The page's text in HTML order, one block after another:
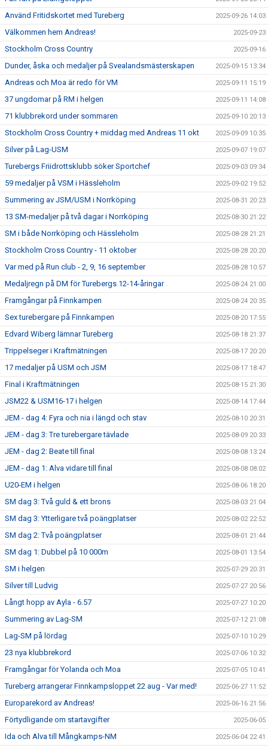
Använd Fritidskortet med Tureberg 2025-09-26 14:03
Välkommen hem Andreas! 2025-09-23
Stockholm Cross Country 2025-09-16
Dunder, åska och medaljer på Svealandsmästerskapen 2025-09-15 13:34
Andreas och Moa är redo för VM 2025-09-11 15:19
37 ungdomar på RM i helgen 2025-09-11 14:08
71 klubbrekord under sommaren 2025-09-10 20:13
Stockholm Cross Country + middag med Andreas 11 okt 2025-09-09 10:35
Silver på Lag-USM 2025-09-07 19:07
Turebergs Friidrottsklubb söker Sportchef 2025-09-03 09:34
59 medaljer på VSM i Hässleholm 2025-09-02 19:52
Summering av JSM/USM i Norrköping 2025-08-31 20:23
13 SM-medaljer på två dagar i Norrköping 2025-08-30 21:22
SM i både Norrköping och Hässleholm 2025-08-28 21:21
Stockholm Cross Country - 11 oktober 2025-08-28 20:20
Var med på Run club - 2, 9, 16 september 2025-08-28 10:57
Medaljregn på DM för Turebergs 12-14-åringar 2025-08-24 21:00
Framgångar på Finnkampen 2025-08-24 20:35
Sex turebergare på Finnkampen 2025-08-20 17:55
Edvard Wiberg lämnar Tureberg 2025-08-18 21:37
Trippelseger i Kraftmätningen 2025-08-17 20:20
17 medaljer på USM och JSM 2025-08-17 18:47
Final i Kraftmätningen 2025-08-15 21:30
JSM22 & USM16-17 i helgen 2025-08-14 17:44
JEM - dag 4: Fyra och nia i längd och stav 2025-08-10 20:31
JEM - dag 3: Tre turebergare tävlade 2025-08-09 20:33
JEM - dag 2: Beate till final 2025-08-08 13:24
JEM - dag 1: Alva vidare till final 2025-08-08 08:02
U20-EM i helgen 2025-08-06 18:20
SM dag 3: Två guld & ett brons 2025-08-03 21:04
SM dag 3: Ytterligare två poängplatser 2025-08-02 22:52
SM dag 2: Två poängplatser 2025-08-01 21:44
SM dag 1: Dubbel på 10 000m 2025-08-01 13:54
SM i helgen 2025-07-29 20:31
Silver till Ludvig 2025-07-27 20:56
Långt hopp av Ayla - 6.57 2025-07-27 10:20
Summering av Lag-SM 2025-07-12 21:08
Lag-SM på lördag 2025-07-10 10:29
23 nya klubbrekord 2025-07-06 10:32
Framgångar för Yolanda och Moa 2025-07-05 10:41
Tureberg arrangerar Finnkampsloppet 22 aug - Var med! 2025-06-27 11:52
Europarekord av Andreas! 2025-06-16 21:56
Förtydligande om startavgifter 2025-06-05
Ida och Alva till Mångkamps-NM 2025-06-04 22:41